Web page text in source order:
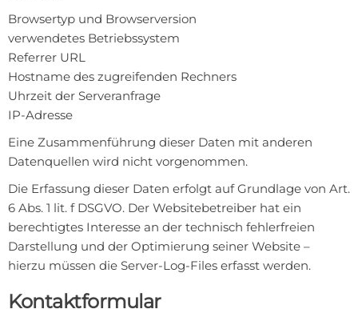
Browsertyp und Browserversion
verwendetes Betriebssystem
Referrer URL
Hostname des zugreifenden Rechners
Uhrzeit der Serveranfrage
IP-Adresse
Eine Zusammenführung dieser Daten mit anderen
Datenquellen wird nicht vorgenommen.
Die Erfassung dieser Daten erfolgt auf Grundlage von Art.
6 Abs. 1 lit. f DSGVO. Der Websitebetreiber hat ein
berechtigtes Interesse an der technisch fehlerfreien
Darstellung und der Optimierung seiner Website –
hierzu müssen die Server-Log-Files erfasst werden.
Kontaktformular